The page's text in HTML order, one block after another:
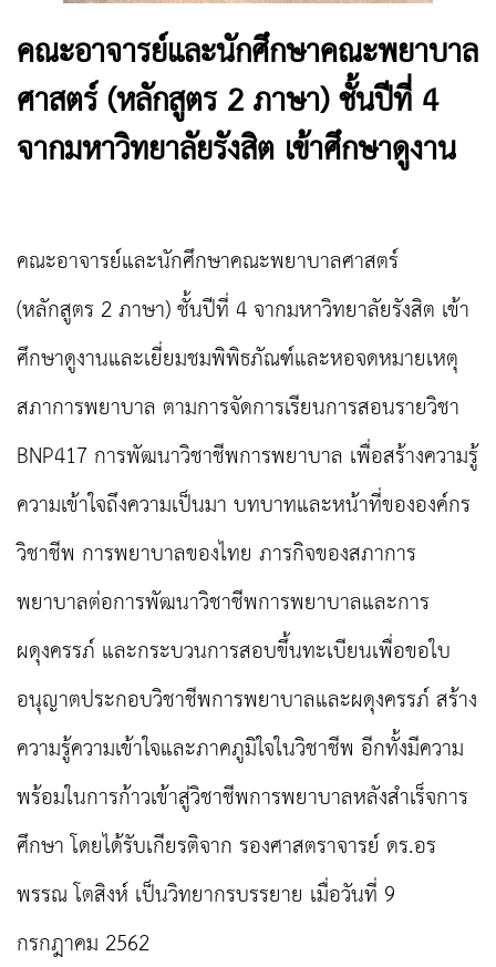
คณะอาจารย์และนักศึกษาคณะพยาบาล
ศาสตร์ (หลักสูตร 2 ภาษา) ชั้นปีที่ 4
จากมหาวิทยาลัยรังสิต เข้าศึกษาดูงาน
คณะอาจารย์และนักศึกษาคณะพยาบาลศาสตร์
(หลักสูตร 2 ภาษา) ชั้นปีที่ 4จากมหาวิทยาลัยรังสิต เข้า
ศึกษาดูงานและเยี่ยมชมพิพิธภัณฑ์และหอจดหมายเหตุ
สภาการพยาบาล ตามการจัดการเรียนการสอนรายวิชา
BNP417การพัฒนาวิชาชีพการพยาบาล เพื่อสร้างความรู้
ความเข้าใจถึงความเป็นมา บทบาทและหน้าที่ขององค์กร
วิชาชีพ การพยาบาลของไทย ภารกิจของสภาการ
พยาบาลต่อการพัฒนาวิชาชีพการพยาบาลและการ
ผดุงครรภ์ และกระบวนการสอบขึ้นทะเบียนเพื่อขอใบ
อนุญาตประกอบวิชาชีพการพยาบาลและผดุงครรภ์ สร้าง
ความรู้ความเข้าใจและภาคภูมิใจในวิชาชีพ อีกทั้งมีความ
พร้อมในการก้าวเข้าสู่วิชาชีพการพยาบาลหลังสำเร็จการ
ศึกษา โดยได้รับเกียรติจาก รองศาสตราจารย์ ดร.อร
พรรณ โตสิงห์ เป็นวิทยากรบรรยาย เมื่อวันที่ 9
กรกฎาคม 2562